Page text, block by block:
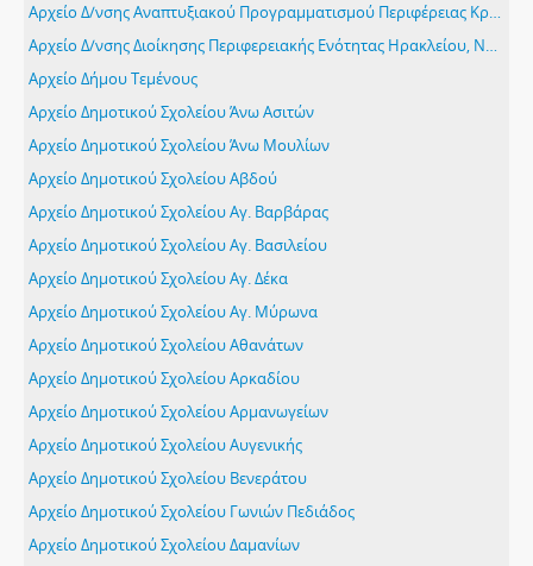
Αρχείο Δ/νσης Αναπτυξιακού Προγραμματισμού Περιφέρειας Κρήτης
Αρχείο Δ/νσης Διοίκησης Περιφερειακής Ενότητας Ηρακλείου, Νομαρχιακής Αυτοδιοίκησης Ηρακλείου
Αρχείο Δήμου Τεμένους
Αρχείο Δημοτικού Σχολείου Άνω Ασιτών
Αρχείο Δημοτικού Σχολείου Άνω Μουλίων
Αρχείο Δημοτικού Σχολείου Αβδού
Αρχείο Δημοτικού Σχολείου Αγ. Βαρβάρας
Αρχείο Δημοτικού Σχολείου Αγ. Βασιλείου
Αρχείο Δημοτικού Σχολείου Αγ. Δέκα
Αρχείο Δημοτικού Σχολείου Αγ. Μύρωνα
Αρχείο Δημοτικού Σχολείου Αθανάτων
Αρχείο Δημοτικού Σχολείου Αρκαδίου
Αρχείο Δημοτικού Σχολείου Αρμανωγείων
Αρχείο Δημοτικού Σχολείου Αυγενικής
Αρχείο Δημοτικού Σχολείου Βενεράτου
Αρχείο Δημοτικού Σχολείου Γωνιών Πεδιάδος
Αρχείο Δημοτικού Σχολείου Δαμανίων